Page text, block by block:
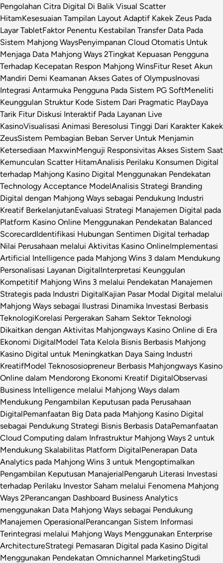
Pengolahan Citra Digital Di Balik Visual Scatter
HitamKesesuaian Tampilan Layout Adaptif Kakek Zeus Pada
Layar TabletFaktor Penentu Kestabilan Transfer Data Pada
Sistem Mahjong WaysPenyimpanan Cloud Otomatis Untuk
Menjaga Data Mahjong Ways 2Tingkat Kepuasan Pengguna
Terhadap Kecepatan Respon Mahjong WinsFitur Reset Akun
Mandiri Demi Keamanan Akses Gates of OlympusInovasi
Integrasi Antarmuka Pengguna Pada Sistem PG SoftMeneliti
Keunggulan Struktur Kode Sistem Dari Pragmatic PlayDaya
Tarik Fitur Diskusi Interaktif Pada Layanan Live
KasinoVisualisasi Animasi Beresolusi Tinggi Dari Karakter Kakek
ZeusSistem Pembagian Beban Server Untuk Menjamin
Ketersediaan MaxwinMenguji Responsivitas Akses Sistem Saat
Kemunculan Scatter HitamAnalisis Perilaku Konsumen Digital
terhadap Mahjong Kasino Digital Menggunakan Pendekatan
Technology Acceptance ModelAnalisis Strategi Branding
Digital dengan Mahjong Ways sebagai Pendukung Industri
Kreatif BerkelanjutanEvaluasi Strategi Manajemen Digital pada
Platform Kasino Online Menggunakan Pendekatan Balanced
ScorecardIdentifikasi Hubungan Sentimen Digital terhadap
Nilai Perusahaan melalui Aktivitas Kasino OnlineImplementasi
Artificial Intelligence pada Mahjong Wins 3 dalam Mendukung
Personalisasi Layanan DigitalInterpretasi Keunggulan
Kompetitif Mahjong Wins 3 melalui Pendekatan Manajemen
Strategis pada Industri DigitalKajian Pasar Modal Digital melalui
Mahjong Ways sebagai Ilustrasi Dinamika Investasi Berbasis
TeknologiKorelasi Pergerakan Saham Sektor Teknologi
Dikaitkan dengan Aktivitas Mahjongways Kasino Online di Era
Ekonomi DigitalModel Tata Kelola Bisnis Berbasis Mahjong
Kasino Digital untuk Meningkatkan Daya Saing Industri
KreatifModel Teknososiopreneur Berbasis Mahjongways Kasino
Online dalam Mendorong Ekonomi Kreatif DigitalObservasi
Business Intelligence melalui Mahjong Ways dalam
Mendukung Pengambilan Keputusan pada Perusahaan
DigitalPemanfaatan Big Data pada Mahjong Kasino Digital
sebagai Pendukung Strategi Bisnis Berbasis DataPemanfaatan
Cloud Computing dalam Infrastruktur Mahjong Ways 2 untuk
Mendukung Skalabilitas Platform DigitalPenerapan Data
Analytics pada Mahjong Wins 3 untuk Mengoptimalkan
Pengambilan Keputusan ManajerialPengaruh Literasi Investasi
terhadap Perilaku Investor Saham melalui Fenomena Mahjong
Ways 2Perancangan Dashboard Business Analytics
menggunakan Data Mahjong Ways sebagai Pendukung
Manajemen OperasionalPerancangan Sistem Informasi
Terintegrasi melalui Mahjong Ways Menggunakan Enterprise
ArchitectureStrategi Pemasaran Digital pada Kasino Digital
Menggunakan Pendekatan Omnichannel MarketingStudi